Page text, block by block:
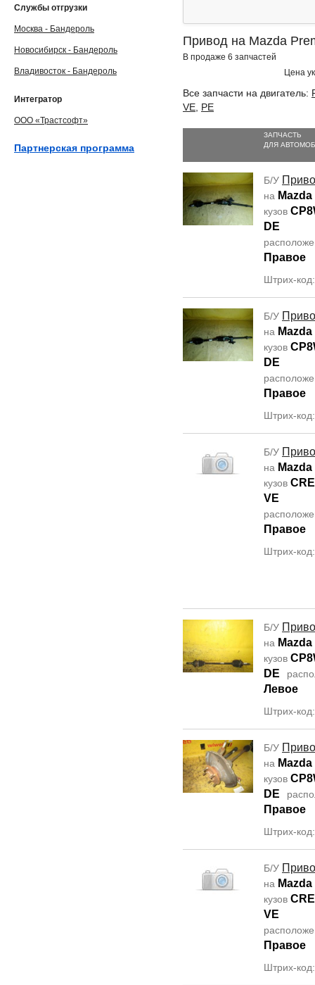
Привод на Mazda
В продаже 6 запчастей
Цена
Все запчасти на двигатель:
VE PE
ЗАПЧАСТЬ
ДЛЯ
Б/У
на
кузов
DE
Правое
Штрих-
Б/У
на
кузов
DE
Правое
Штрих-
Б/У
на
кузов
VE
Правое
Штрих-
Б/У
на
кузов
DE
Левое
Штрих-
Б/У
на
кузов
DE
Правое
Штрих-
Б/У
на
кузов
VE
Правое
Штрих-
Службы отгрузки
Москва - Бандероль
Новосибирск - Бандероль
Владивосток - Бандероль
Интегратор
ООО «Трастсофт»
Партнерская программа